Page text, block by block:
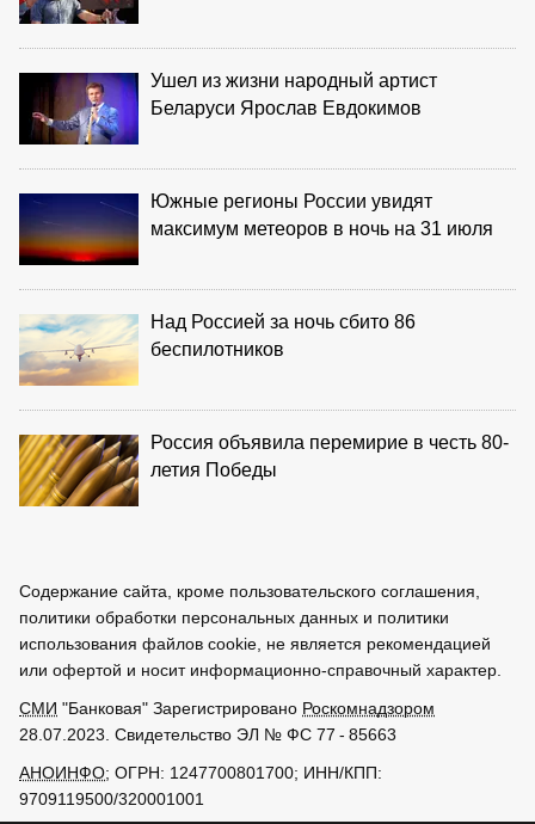
Ушел из жизни народный артист
Беларуси Ярослав Евдокимов
Южные регионы России увидят
максимум метеоров в ночь на 31 июля
Над Россией за ночь сбито 86
беспилотников
Россия объявила перемирие в честь 80-
летия Победы
Содержание сайта, кроме пользовательского соглашения,
политики обработки персональных данных и политики
использования файлов cookie, не является рекомендацией
или офертой и носит информационно-справочный характер.
СМИ "Банковая" Зарегистрировано Роскомнадзором
28.07.2023. Свидетельство ЭЛ № ФС 77 - 85663
АНОИНФО; ОГРН: 1247700801700; ИНН/КПП:
9709119500/320001001